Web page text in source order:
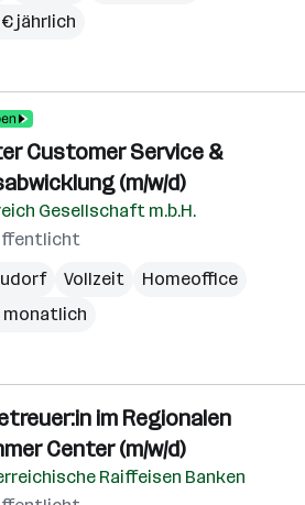
jährlich
Customer Service &
(m/w/d)
Gesellschaft m.b.H.
Vollzeit
Homeoffice
monatlich
im Regionalen
Center (m/w/d)
Raiffeisen Banken